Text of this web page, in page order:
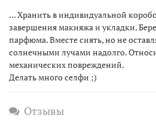
... Хранить в индивидуальной
завершения макияжа и укладки.
парфюма. Вместе сиять, но не
солнечными лучами надолго.
механических повреждений.
Делать много селфи ;)
Отзывы